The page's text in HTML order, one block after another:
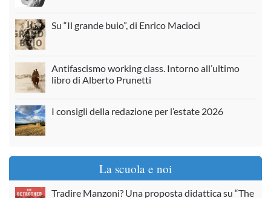
Su “Il grande buio”, di Enrico Macioci
Antifascismo working class. Intorno all’ultimo
libro di Alberto Prunetti
I consigli della redazione per l’estate 2026
La scuola e noi
Tradire Manzoni? Una proposta didattica su “The